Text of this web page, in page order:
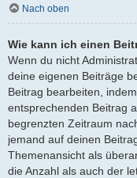
Nach oben
Wie kann ich einen
Wenn du nicht
deine eigenen Beiträge
Beitrag bearbeiten,
entsprechenden Beitrag
begrenzten Zeitraum
jemand auf deinen
Themenansicht als
die Anzahl als auch der